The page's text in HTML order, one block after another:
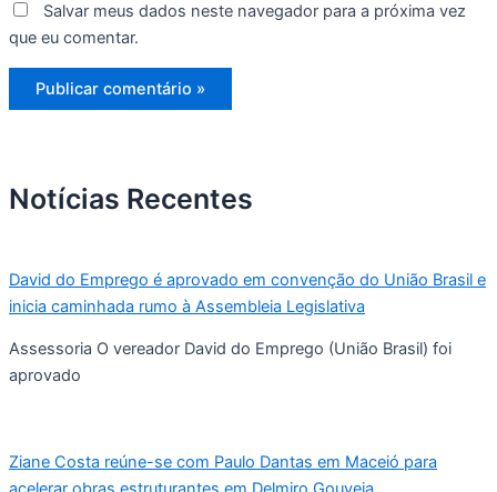
Salvar meus dados neste navegador para a próxima vez
que eu comentar.
Notícias Recentes
David do Emprego é aprovado em convenção do União Brasil e
inicia caminhada rumo à Assembleia Legislativa
Assessoria O vereador David do Emprego (União Brasil) foi
aprovado
Ziane Costa reúne-se com Paulo Dantas em Maceió para